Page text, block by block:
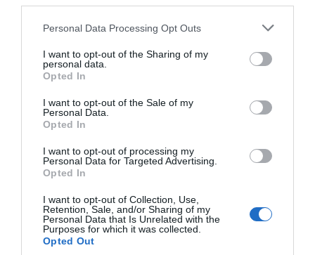
Personal Data Processing Opt Outs
I want to opt-out of the Sharing of my
personal data.
Opted In
I want to opt-out of the Sale of my
Personal Data.
Opted In
I want to opt-out of processing my
Personal Data for Targeted Advertising.
Opted In
I want to opt-out of Collection, Use,
Retention, Sale, and/or Sharing of my
Personal Data that Is Unrelated with the
Purposes for which it was collected.
Opted Out
Hétfőnként élő zongoraestek a Magyar
Bárzongoristák Egyesülete és a Roland
szombaton jazzkoncertek a Paloznaki
Jazzpiknik jóvoltából, szerdán és pénteken
intimebb hangulatú fellépések
szórakoztatják a közönséget a Banana
House Clique DJ-szettjei gondoskodnak a
hangulatról.
VASÁRNAPONKÉNT A CSALÁDOKÉ A
FŐSZEREP, KÜLÖN PROGRAMOKKAL A
GYEREKEKNEK.